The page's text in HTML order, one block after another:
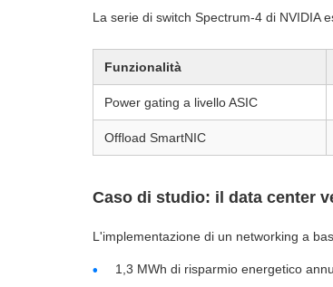
La serie di switch Spectrum-4 di NVIDIA
Funzionalità
Power gating a livello ASIC
Offload SmartNIC
Caso di studio: il data center
L'implementazione di un networking a
1,3 MWh di risparmio energetico